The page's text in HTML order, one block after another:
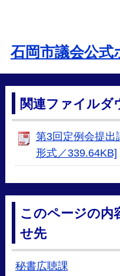
石岡市議会公式
関連ファイルダ
第3回定例会提出
形式／339.64KB]
このページの内
せ先
秘書広聴課